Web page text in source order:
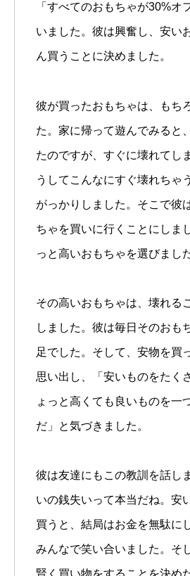
「すべてのおもちゃが30%オ
いました。彼は興奮し、安い
ん買うことに決めました。
彼が買ったおもちゃは、もち
た。家に帰って遊んでみると
たのですが、すぐに壊れてし
うしてこんなにすぐ壊れちゃ
がっかりしました。そこで彼
ちゃを買いに行くことにしま
っと高いおもちゃを選びました
その高いおもちゃは、壊れる
しました。彼は毎日そのおも
足でした。そして、安物を買
思い出し、「安いものをたく
ょっと高くても良いものを一
だ」と気づきました。
彼は友達にもこの教訓を話し
いの銭失いって本当だね。安
買うと、結局はお金を無駄に
みんなで笑い合いました。そ
賢く買い物をすることを決め